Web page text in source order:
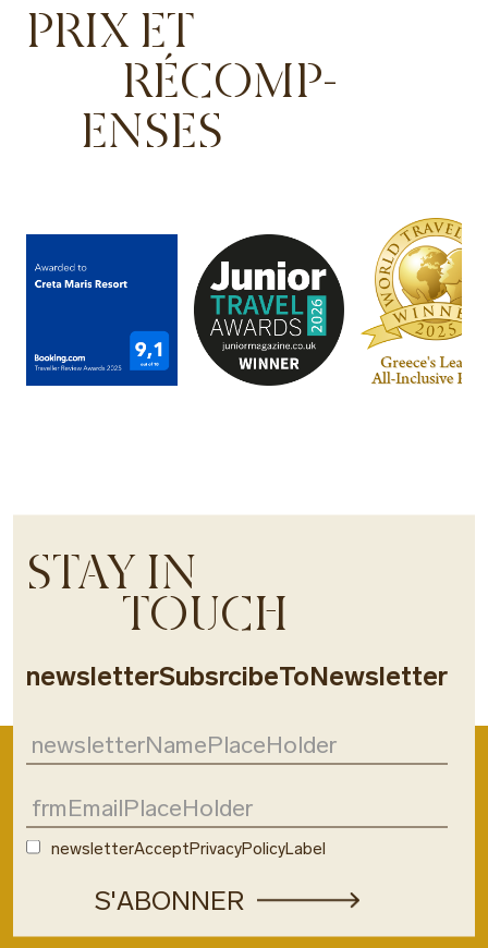
PRIX ET
RÉCOMP-
ENSES
STAY IN
TOUCH
newsletterSubsrcibeToNewsletter
newsletterAcceptPrivacyPolicyLabel